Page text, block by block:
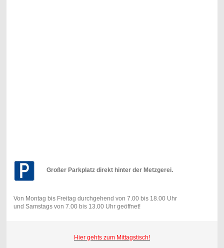
Großer Parkplatz direkt hinter der Metzgerei.
Von Montag bis Freitag durchgehend von 7.00 bis 18.00 Uhr
und Samstags von 7.00 bis 13.00 Uhr geöffnet!
Hier gehts zum Mittagstisch!